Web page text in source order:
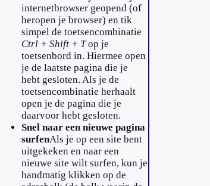
internetbrowser geopend (of
heropen je browser) en tik
simpel de toetsencombinatie
Ctrl + Shift + Top je
toetsenbord in. Hiermee open
je de laatste pagina die je
hebt gesloten. Als je de
toetsencombinatie herhaalt
open je de pagina die je
daarvoor hebt gesloten.
Snel naar een nieuwe pagina
surfenAls je op een site bent
uitgekeken en naar een
nieuwe site wilt surfen, kun je
handmatig klikken op de